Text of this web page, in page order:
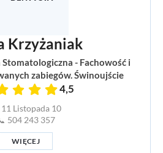
Krzyżaniak
- Fachowość i
zabiegów. Świnoujście
4,5
11 Listopada 10
504 243 357
WIĘCEJ